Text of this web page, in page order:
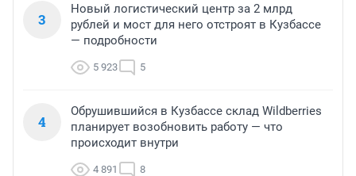
3
Новый логистический центр за 2 млрд
рублей и мост для него отстроят в Кузбассе
— подробности
5 923 5
4
Обрушившийся в Кузбассе склад Wildberries
планирует возобновить работу — что
происходит внутри
4 891 8